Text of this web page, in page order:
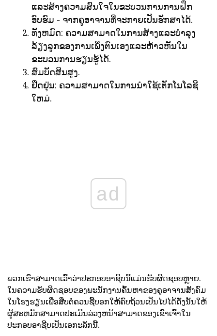
ແລະສ້າງຄວາມສົນໃຈໃນຂະບວນການການຝຶກ
ອົບຮົມ - ຈາກຄູອາຈານທີ່ຈະກາຍເປັນຮັກສາໄດ້.
ທັງຫມົດ: ຄວາມສາມາດໃນການສ້າງແລະບໍາລຸງ
ລ້ຽງລູກຂອງການເພິ່ງຕົນເອງແລະຫ້າວຫັນໃນ
ຂະບວນການຮຽນຮູ້ໄດ້.
ສົມບັດສິນສູງ.
ຢືດຢຸ່ນ: ຄວາມສາມາດໃນການນໍາໃຊ້ເຕັກໂນໂລຊີ
ໃຫມ່.
ad
ພວກເຮົາສາມາດເວົ້າວ່າປະກອບອາຊີບນີ້ແມ່ນຮັບຜິດຊອບຫຼາຍ.
ໃນຄວາມຮັບຜິດຊອບຂອງພະນັກງານຄົ້ນຫາຂອງຄູອາຈານສັງຄົມ
ໃນໂຮງຮຽນເພື່ອສືບຕໍ່ຄວນຊີ້ບອກໃຫ້ຄົບຖ້ວນເປັນໄປໄດ້ດັ່ງນັ້ນໃຫ້
ຜູ້ສະຫມັກສາມາດປະເມີນລ່ວງຫນ້າສາມາດຂອງເຂົາເຈົ້າໃນ
ປະກອບອາຊີບເປັນເອກະລັກນີ້.